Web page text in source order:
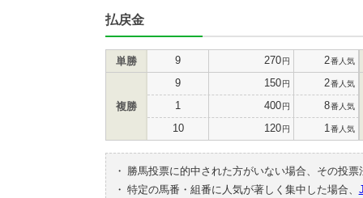
払戻金
単勝 9 270円 2番人気
複勝
9 150円 2番人気
1 400円 8番人気
10 120円 1 番人気
・
勝馬投票に的中された方がいない場合、その投
・ 特定の馬番・組番に人気が著しく集中した場合、